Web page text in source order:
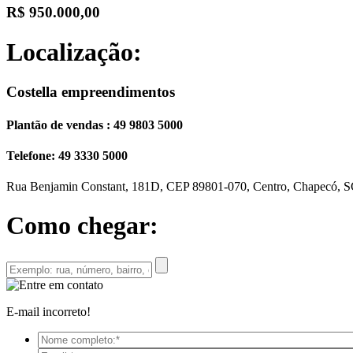
R$ 950.000,00
Localização:
Costella empreendimentos
Plantão de vendas : 49 9803 5000
Telefone: 49 3330 5000
Rua Benjamin Constant, 181D, CEP 89801-070, Centro, Chapecó,
Como chegar:
E-mail incorreto!